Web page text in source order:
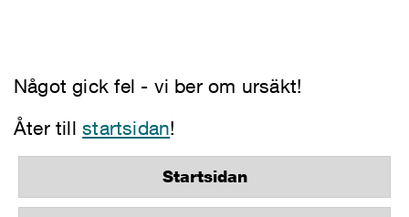
Något gick fel - vi ber om ursäkt!
Åter tillstartsidan!
Startsidan